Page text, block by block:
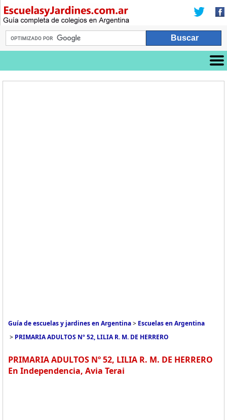
Guía de escuelas y jardines en Argentina> Escuelas en Argentina
> PRIMARIA ADULTOS Nº 52, LILIA R. M. DE HERRERO
PRIMARIA ADULTOS Nº 52, LILIA R. M. DE HERRERO
En Independencia, Avia Terai